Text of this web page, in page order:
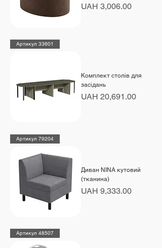
Price
UAH 3,006.00
Артикул 33601
Комплект столів для
засідань
Price
UAH 20,691.00
Артикул 79204
Диван NINA кутовий
(тканина)
Price
UAH 9,333.00
Артикул 48507